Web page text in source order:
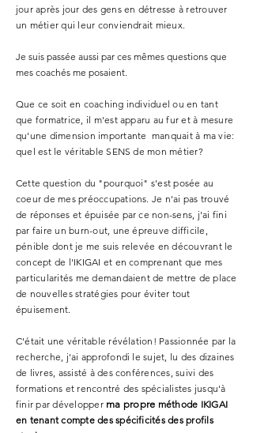
jour après jour des gens en détresse à retrouver
un métier qui leur conviendrait mieux.
Je suis passée aussi par ces mêmes questions que
mes coachés me posaient.
Que ce soit en coaching individuel ou en tant
que formatrice, il m'est apparu au fur et à mesure
qu'une dimension importante manquait à ma vie:
quel est le véritable SENS de mon métier?
Cette question du "pourquoi" s'est posée au
coeur de mes préoccupations. Je n'ai pas trouvé
de réponses et épuisée par ce non-sens, j'ai fini
par faire un burn-out, une épreuve difficile,
pénible dont je me suis relevée en découvrant le
concept de l'IKIGAI et en comprenant que mes
particularités me demandaient de mettre de place
de nouvelles stratégies pour éviter tout
épuisement.
C'était une véritable révélation! Passionnée par la
recherche, j'ai approfondi le sujet, lu des dizaines
de livres, assisté à des conférences, suivi des
formations et rencontré des spécialistes jusqu'à
finir par développer ma propre méthode IKIGAI
en tenant compte des spécificités des profils